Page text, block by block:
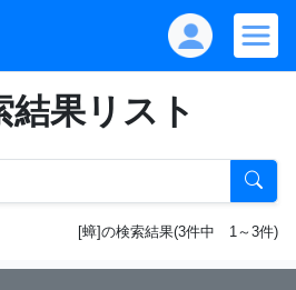
結果リスト
[蟑]の検索結果(3件中 1～3件)